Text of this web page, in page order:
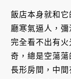
飯店本身就和
廳寒氣逼人，
完全看不出有
奇，總是空蕩
長形房間，中